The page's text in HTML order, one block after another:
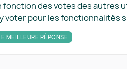
fonction des votes des autres
voter pour les fonctionnalités
MEILLEURE RÉPONSE